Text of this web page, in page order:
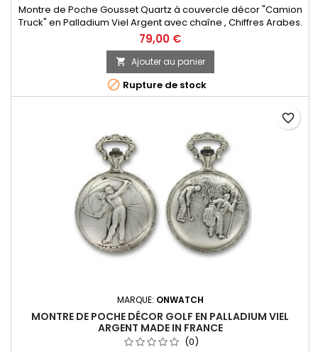
Montre de Poche Gousset Quartz à couvercle décor "Camion
Truck" en Palladium Viel Argent avec chaîne , Chiffres Arabes.
Mouvement Ronda 515 Swiss Parts, 3 aiguilles et dateur à 3h.
Fabrication Française
79,00 €
 Ajouter au panier
 Rupture de stock
MARQUE: ONWATCH
MONTRE DE POCHE DÉCOR GOLF EN PALLADIUM VIEL
ARGENT MADE IN FRANCE
(0)
favorite_border